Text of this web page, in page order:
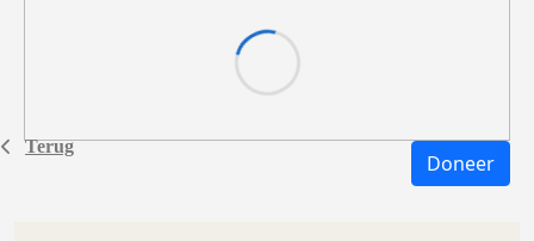
Terug
Doneer